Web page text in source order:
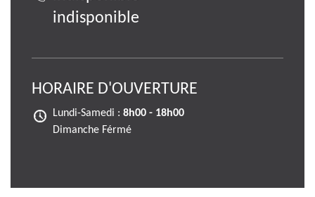
indisponible
HORAIRE D'OUVERTURE
Lundi-Samedi : 8h00 - 18h00
Dimanche Férmé